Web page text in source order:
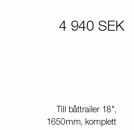
4 940 SEK
Till båttrailer 18",
1650mm, komplett